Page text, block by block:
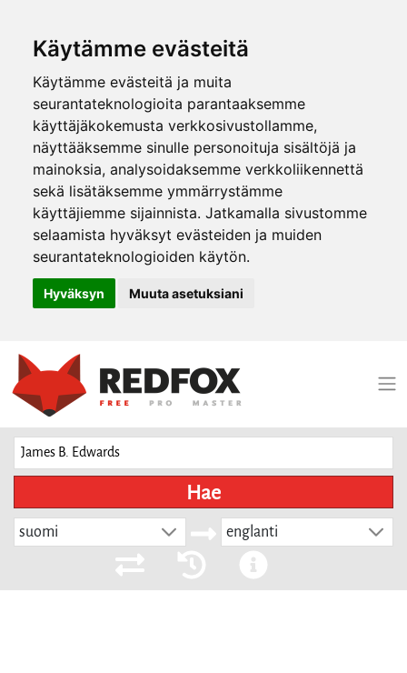
Käytämme evästeitä
Käytämme evästeitä ja muita
seurantateknologioita parantaaksemme
käyttäjäkokemusta verkkosivustollamme,
näyttääksemme sinulle personoituja sisältöjä ja
mainoksia, analysoidaksemme verkkoliikennettä
sekä lisätäksemme ymmärrystämme
käyttäjiemme sijainnista. Jatkamalla sivustomme
selaamista hyväksyt evästeiden ja muiden
seurantateknologioiden käytön.
Hyväksyn Muuta asetuksiani
Hae
suomi englanti